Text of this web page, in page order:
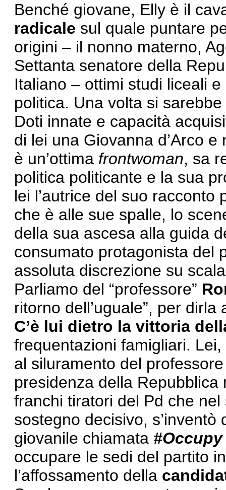
Benché giovane, Elly è il
radicale sul quale puntare
origini – il nonno materno,
Settanta senatore della
Italiano – ottimi studi liceali
politica. Una volta si
Doti innate e capacità
di lei una Giovanna d’Arco
è un’ottima frontwoman, sa
politica politicante e la sua
lei l’autrice del suo racconto
che è alle sue spalle, lo
della sua ascesa alla guida
consumato protagonista del
assoluta discrezione su
Parliamo del “professore”
ritorno dell’uguale”, per
C’è lui dietro la vittoria
frequentazioni famigliari.
al siluramento del
presidenza della
franchi tiratori del Pd che
sostegno decisivo,
giovanile chiamata #Occupy
occupare le sedi del partito
l’affossamento della